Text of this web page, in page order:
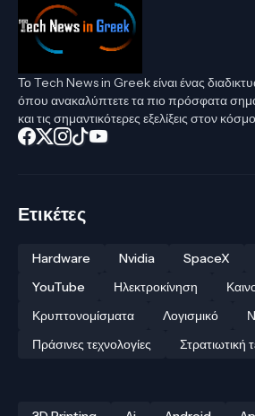
Το Tech News in Greek είναι ένας
όπου ανακαλύπτετε τα πιο πρόσφατα
και τις σημαντικότερες εξελίξεις στον
Ετικέτες
Hardware Nvidia SpaceX
YouTube
Ηλεκτροκίνηση
Κρυπτονομίσματα
Λογισμικό
Πράσινες τεχνολογίες
Στρατιωτική